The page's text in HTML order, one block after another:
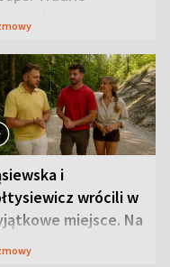
co przeszła
i
wrócili w
miejsce. Na
czekał